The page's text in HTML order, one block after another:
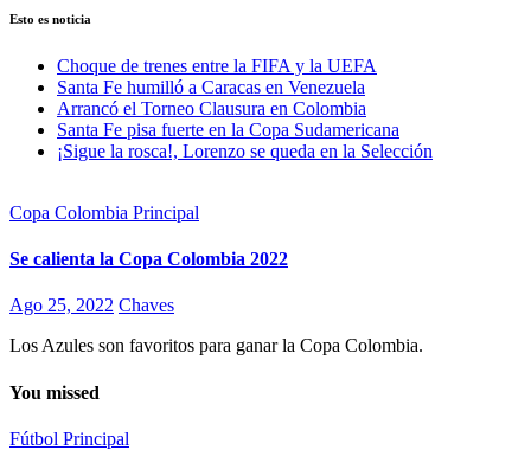
Esto es noticia
Choque de trenes entre la FIFA y la UEFA
Santa Fe humilló a Caracas en Venezuela
Arrancó el Torneo Clausura en Colombia
Santa Fe pisa fuerte en la Copa Sudamericana
¡Sigue la rosca!, Lorenzo se queda en la Selección
Copa Colombia Principal
Se calienta la Copa Colombia 2022
Ago 25, 2022 Chaves
Los Azules son favoritos para ganar la Copa Colombia.
You missed
Fútbol Principal